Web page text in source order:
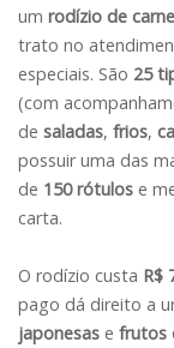
um rodízio de
trato no
especiais. São 25
(com
de saladas, frios,
possuir uma das
de 150 rótulos e
carta.
O rodízio custa R$
pago dá direito a
japonesas e frutos